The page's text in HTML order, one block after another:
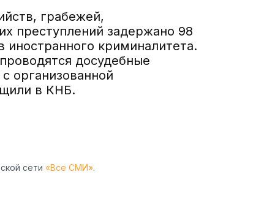
грабежей,
преступлений задержано 98
иностранного криминалитета.
досудебные
организованной
в КНБ.
сети «Все СМИ».